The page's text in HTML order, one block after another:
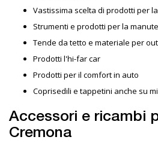
Vastissima scelta di prodotti per
Strumenti e prodotti per la
Tende da tetto e materiale per
Prodotti l'hi-far car
Prodotti per il comfort in auto
Coprisedili e tappetini anche su
Accessori e ricambi
Cremona